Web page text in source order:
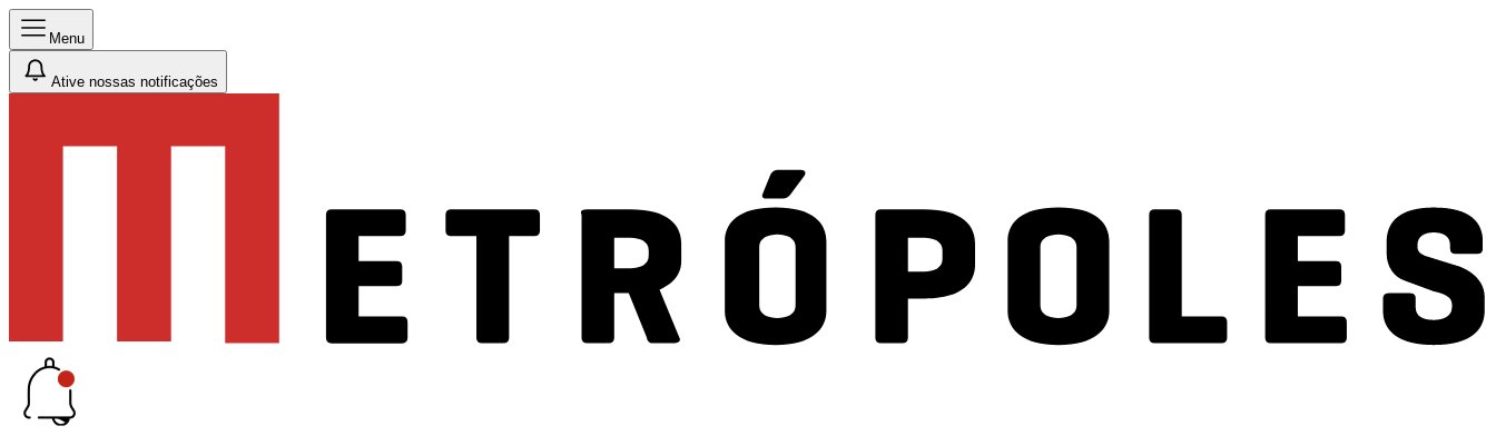
Menu
Ative nossas notificações